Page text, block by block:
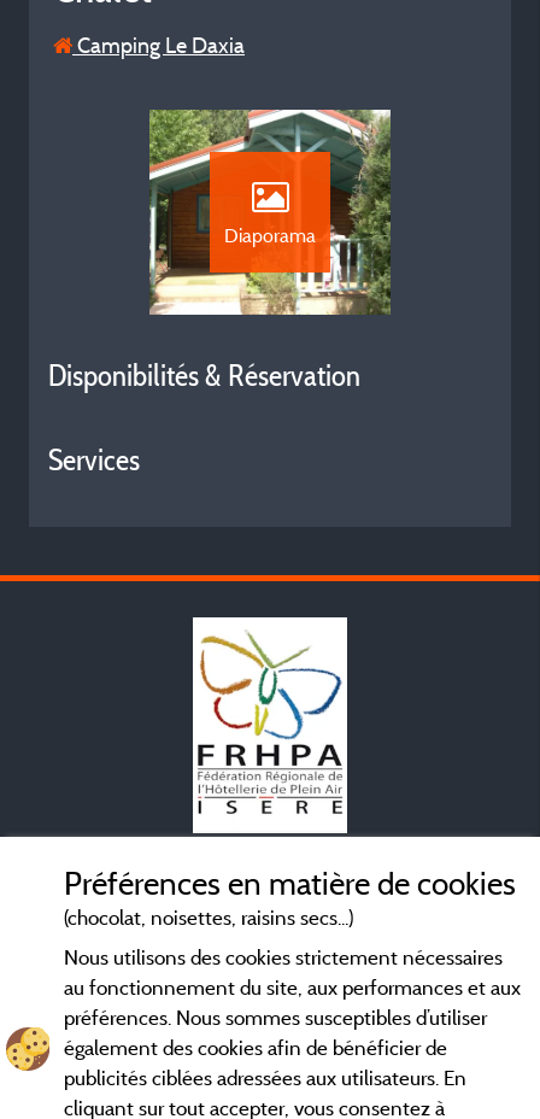
Camping Le Daxia
Diaporama
Disponibilités & Réservation
Services
Conditions générales d'utilisation
Contact
CGV
Préférences en matière de cookies
(chocolat, noisettes, raisins secs...)
Nous utilisons des cookies strictement nécessaires
au fonctionnement du site, aux performances et aux
préférences. Nous sommes susceptibles d’utiliser
également des cookies afin de bénéficier de
publicités ciblées adressées aux utilisateurs. En
cliquant sur tout accepter, vous consentez à